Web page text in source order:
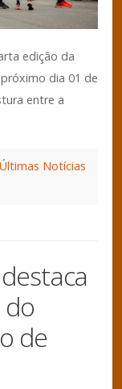
edição da
dia 01 de
entre a
Últimas Notícias
de